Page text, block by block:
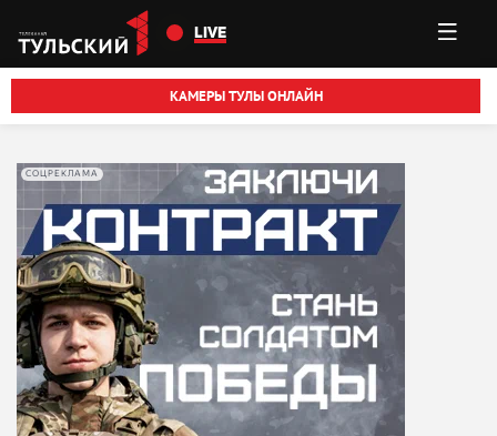
Перейти к основному содержанию
LIVE
КАМЕРЫ ТУЛЫ ОНЛАЙН
СОЦРЕКЛАМА